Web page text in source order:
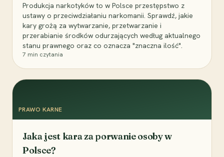
Produkcja narkotyków to w Polsce przestępstwo z
ustawy o przeciwdziałaniu narkomanii. Sprawdź, jakie
kary grożą za wytwarzanie, przetwarzanie i
przerabianie środków odurzających według aktualnego
stanu prawnego oraz co oznacza "znaczna ilość".
7 min czytania
PRAWO KARNE
Jaka jest kara za porwanie osoby w
Polsce?